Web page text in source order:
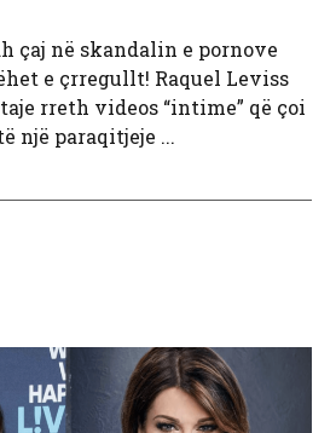
çaj në skandalin e pornove
e çrregullt! Raquel Leviss
rreth videos “intime” që çoi
një paraqitjeje ...